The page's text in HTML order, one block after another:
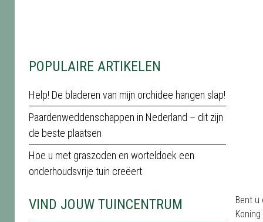
POPULAIRE ARTIKELEN
Help! De bladeren van mijn orchidee hangen slap!
Paardenweddenschappen in Nederland – dit zijn
de beste plaatsen
Hoe u met graszoden en worteldoek een
onderhoudsvrije tuin creëert
VIND JOUW TUINCENTRUM
Bent u